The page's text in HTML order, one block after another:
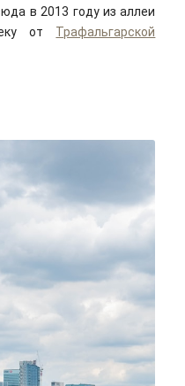
в 2013 году из аллеи
от Трафальгарской